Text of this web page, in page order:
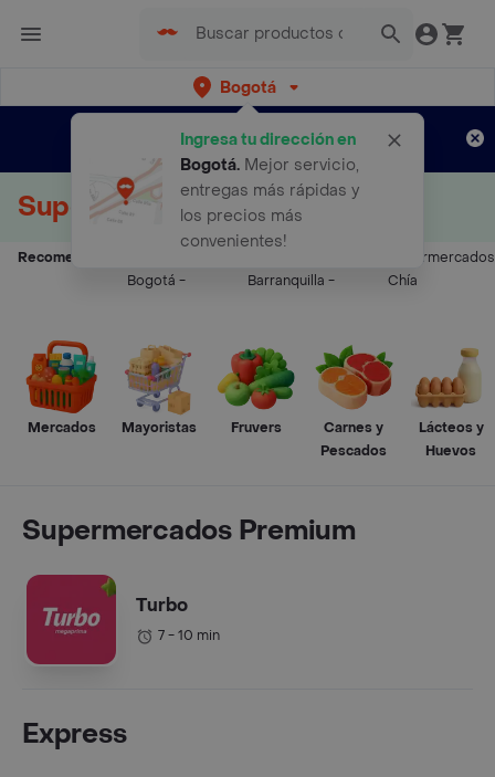
Bogotá
Ingresa tu dirección en
Bogotá. Mejor servicio,
entregas más rápidas y
los precios más
convenientes!
envíos gratis por semanas
Aplican TyC
Supermercados a Domicilio
Recomendados:
Bogotá -
Barranquilla -
Supermercados
Chía
Mercados Mayoristas Fruvers
Carnes y
Pescados
Lácteos y
Huevos
Supermercados Premium
Turbo
7 - 10 min
Express